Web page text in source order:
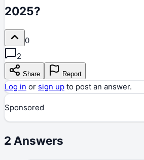
2025?
0
2
Share Report
Log in or sign up to post an answer.
Sponsored
2 Answers